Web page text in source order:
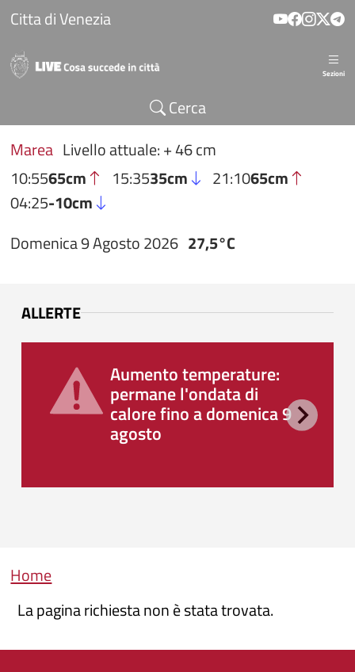
Salta al contenuto principale
Citta di Venezia
Sezioni
Cerca
Marea Livello attuale: + 46 cm
10:5565cm 15:3535cm 21:1065cm
04:25-10cm
Domenica 9 Agosto 2026 27,5°C
ALLERTE
Aumento temperature:
permane l'ondata di
calore fino a domenica 9
agosto
Briciole di pane
Home
La pagina richiesta non è stata trovata.